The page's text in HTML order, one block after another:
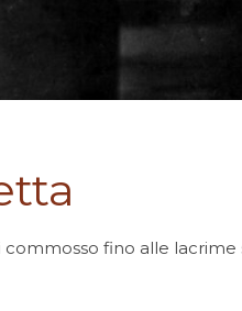
commosso fino alle